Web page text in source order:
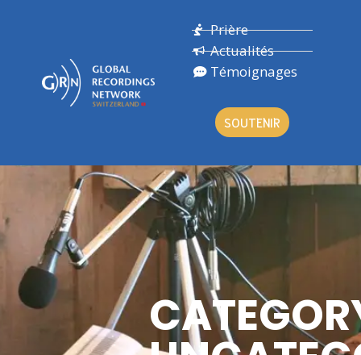
Prière
Actualités
Témoignages
SOUTENIR